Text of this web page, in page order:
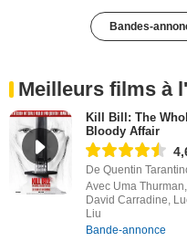
Bandes-
Meilleurs films à
Kill Bill: The
Bloody Affair
De Quentin
Avec Uma Thurman,
David Carradine,
Liu
Bande-annonce